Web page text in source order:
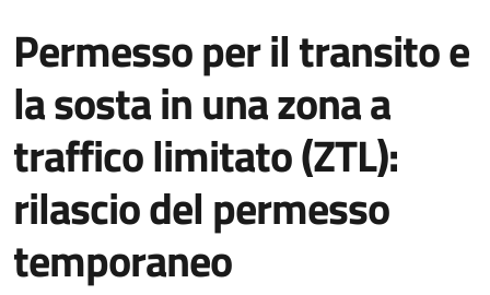
Permesso per il transito e
la sosta in una zona a
traffico limitato (ZTL):
rilascio del permesso
temporaneo